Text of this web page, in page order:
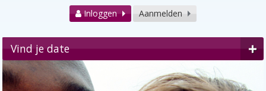
Inloggen
Aanmelden
Vind je date